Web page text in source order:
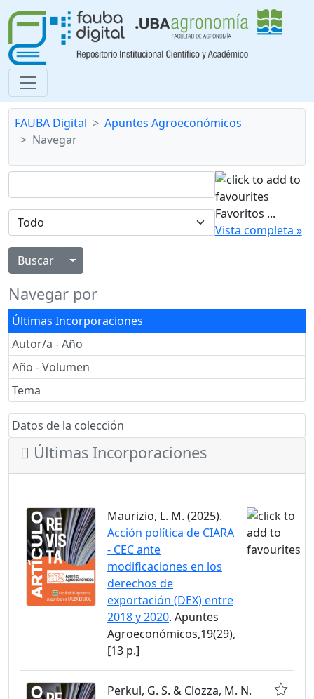
FAUBA Digital
Apuntes Agroeconómicos
Navegar
Alternar menú desplegable
Favoritos ...
Vista completa »
Navegar por
Últimas Incorporaciones
Autor/a - Año
Año - Volumen
Tema
Datos de la colección
Últimas Incorporaciones
Maurizio, L. M. (2025).
Acción política de CIARA
- CEC ante
modificaciones en los
derechos de
exportación (DEX) entre
2018 y 2020. Apuntes
Agroeconómicos,19(29),
[13 p.]
Perkul, G. S. & Clozza, M. N.